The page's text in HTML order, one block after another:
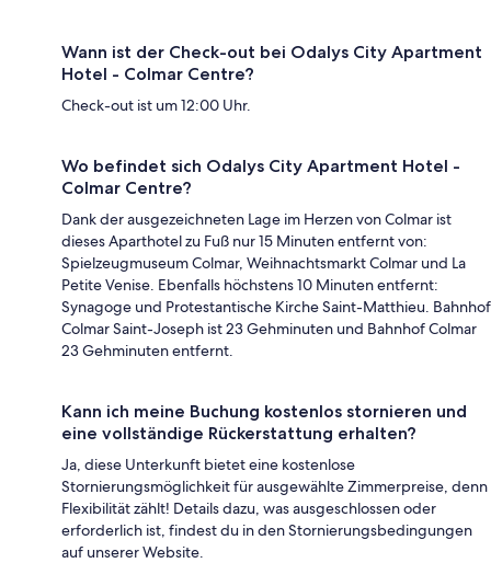
Wann ist der Check-out bei Odalys City Apartment
Hotel - Colmar Centre?
Check-out ist um 12:00 Uhr.
Wo befindet sich Odalys City Apartment Hotel -
Colmar Centre?
Dank der ausgezeichneten Lage im Herzen von Colmar ist
dieses Aparthotel zu Fuß nur 15 Minuten entfernt von:
Spielzeugmuseum Colmar, Weihnachtsmarkt Colmar und La
Petite Venise. Ebenfalls höchstens 10 Minuten entfernt:
Synagoge und Protestantische Kirche Saint-Matthieu. Bahnhof
Colmar Saint-Joseph ist 23 Gehminuten und Bahnhof Colmar
23 Gehminuten entfernt.
Kann ich meine Buchung kostenlos stornieren und
eine vollständige Rückerstattung erhalten?
Ja, diese Unterkunft bietet eine kostenlose
Stornierungsmöglichkeit für ausgewählte Zimmerpreise, denn
Flexibilität zählt! Details dazu, was ausgeschlossen oder
erforderlich ist, findest du in den Stornierungsbedingungen
auf unserer Website.